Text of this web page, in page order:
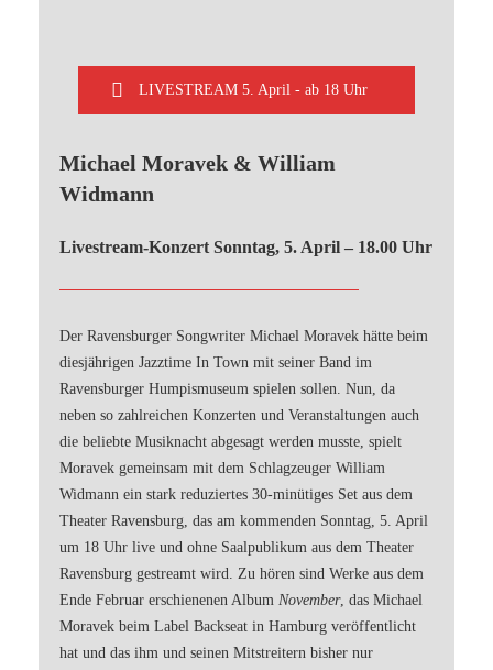
LIVESTREAM 5. April - ab 18 Uhr
Michael Moravek & William
Widmann
Livestream-Konzert Sonntag, 5. April – 18.00 Uhr
Der Ravensburger Songwriter Michael Moravek hätte beim
diesjährigen Jazztime In Town mit seiner Band im
Ravensburger Humpismuseum spielen sollen. Nun, da
neben so zahlreichen Konzerten und Veranstaltungen auch
die beliebte Musiknacht abgesagt werden musste, spielt
Moravek gemeinsam mit dem Schlagzeuger William
Widmann ein stark reduziertes 30-minütiges Set aus dem
Theater Ravensburg, das am kommenden Sonntag, 5. April
um 18 Uhr live und ohne Saalpublikum aus dem Theater
Ravensburg gestreamt wird. Zu hören sind Werke aus dem
Ende Februar erschienenen Album November, das Michael
Moravek beim Label Backseat in Hamburg veröffentlicht
hat und das ihm und seinen Mitstreitern bisher nur